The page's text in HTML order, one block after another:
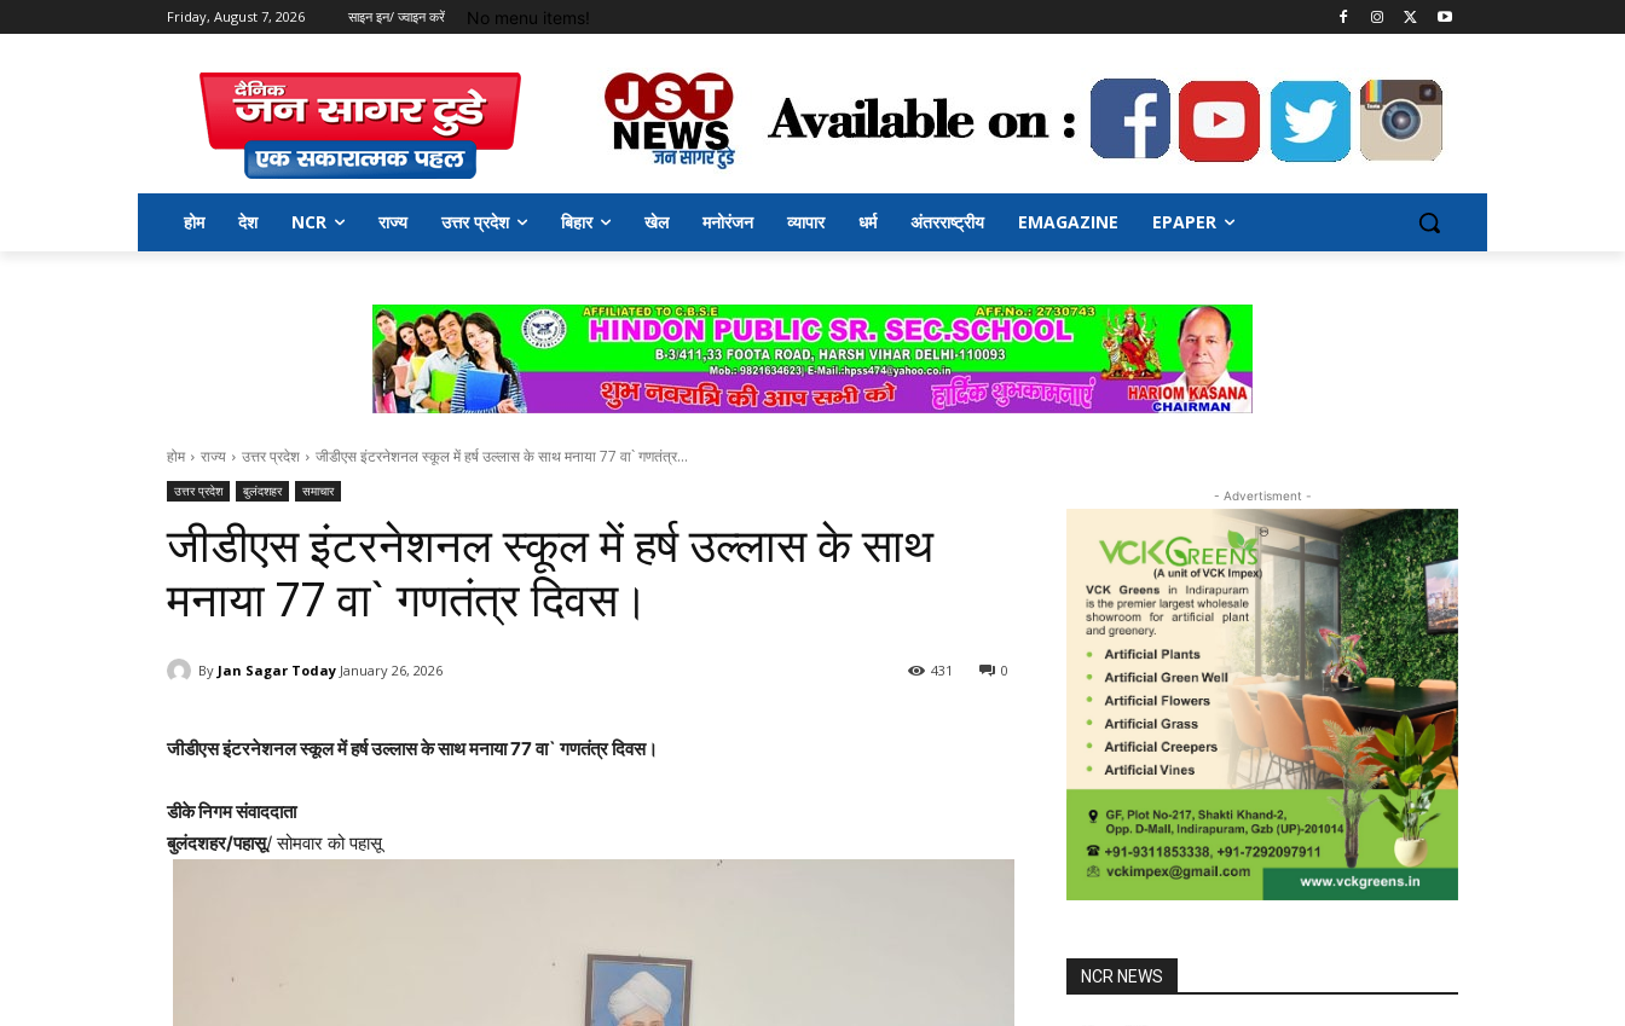
Friday, August 7, 2026 साइन इन/ ज्वाइन करें No menu items!
होम देश NCR राज्य उत्तर प्रदेश बिहार खेल मनोरंजन व्यापार धर्म अंतरराष्ट्रीय EMAGAZINE EPAPER
होम राज्य उत्तर प्रदेश जीडीएस इंटरनेशनल स्कूल में हर्ष उल्लास के साथ मनाया 77 वा` गणतंत्र...
उत्तर प्रदेश बुलंदशहर समाचार
जीडीएस इंटरनेशनल स्कूल में हर्ष उल्लास के साथ
मनाया 77 वा` गणतंत्र दिवस।
By Jan Sagar Today January 26, 2026 0
431
जीडीएस इंटरनेशनल स्कूल में हर्ष उल्लास के साथ मनाया 77 वा` गणतंत्र दिवस।
डीके निगम संवाददाता
बुलंदशहर/पहासू/ सोमवार को पहासू
- Advertisment -
NCR NEWS